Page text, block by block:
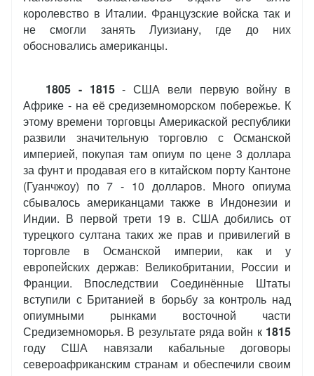
королевство в Италии. Французские войска так и
не смогли занять Луизиану, где до них
обосновались американцы.
1805 - 1815- США вели первую войну в
Африке - на её средиземноморском побережье. К
этому времени торговцы Америкаской республики
развили значительную торговлю с Османской
империей, покупая там опиум по цене 3 доллара
за фунт и продавая его в китайском порту Кантоне
(Гуанчжоу) по 7 - 10 долларов. Много опиума
сбывалось американцами также в Индонезии и
Индии. В первой трети 19 в. США добились от
турецкого султана таких же прав и привилегий в
торговле в Османской империи, как и у
европейских держав: Великобритании, России и
Франции. Впоследствии Соединённые Штаты
вступили с Британией в борьбу за контроль над
опиумными рынками восточной части
Средиземноморья. В результате ряда войн к 1815
году США навязали кабальные договоры
североафриканским странам и обеспечили своим